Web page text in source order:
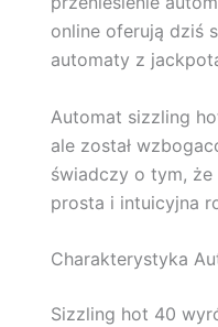
online oferują dziś
automaty z
Automat sizzling
ale został
świadczy o tym,
prosta i intuicyjna
Charakterystyka
Sizzling hot 40